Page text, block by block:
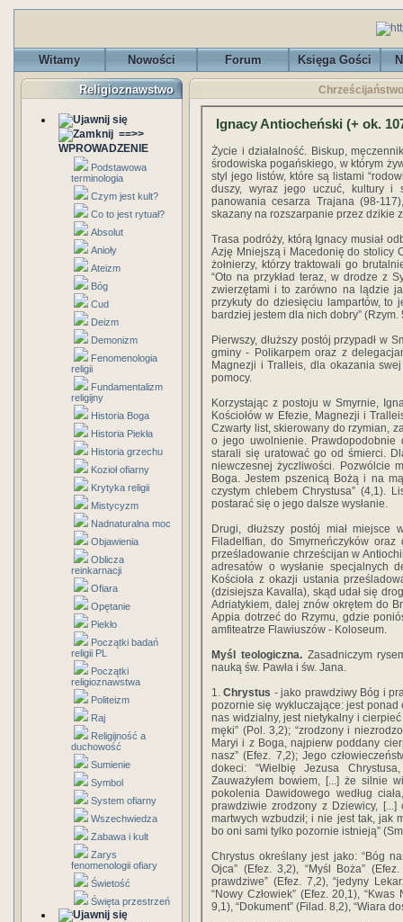
Witamy Nowości Forum Księga Gości
Religioznawstwo
==>>
WPROWADZENIE
Podstawowa
terminologia
Czym jest kult?
Co to jest rytuał?
Absolut
Anioły
Ateizm
Bóg
Cud
Deizm
Demonizm
Fenomenologia
religii
Fundamentalizm
religijny
Historia Boga
Historia Piekła
Historia grzechu
Kozioł ofiarny
Krytyka religii
Mistycyzm
Nadnaturalna moc
Objawienia
Oblicza
reinkarnacji
Ofiara
Opętanie
Piekło
Początki badań
religii PL
Początki
religioznawstwa
Politeizm
Raj
Religijność a
duchowość
Sumienie
Symbol
System ofiarny
Wszechwiedza
Zabawa i kult
Zarys
fenomenologii ofiary
Świetość
Święta przestrzeń
Ignacy Antiocheński (+ ok.
Życie i działalność. Biskup,
środowiska pogańskiego, w którym
styl jego listów, które są listami
duszy, wyraz jego uczuć, kultury i
panowania cesarza Trajana (98-
skazany na rozszarpanie przez dzikie
Trasa podróży, którą Ignacy musiał
Azję Mniejszą i Macedonię do stolicy
żołnierzy, którzy traktowali go
“Oto na przykład teraz, w drodze z
zwierzętami i to zarówno na lądzie
przykuty do dziesięciu lampartów, to
bardziej jestem dla nich dobry” (Rzym.
Pierwszy, dłuższy postój przypadł w
gminy - Polikarpem oraz z
Magnezji i Tralleis, dla okazania
pomocy.
Korzystając z postoju w Smyrnie,
Kościołów w Efezie, Magnezji i
Czwarty list, skierowany do rzymian,
o jego uwolnienie. Prawdopodobnie
starali się uratować go od śmierci.
niewczesnej życzliwości. Pozwólcie
Boga. Jestem pszenicą Bożą i na
czystym chlebem Chrystusa” (4,1).
postarać się o jego dalsze wysłanie.
Drugi, dłuższy postój miał miejsce
Filadelfian, do Smyrneńczyków
prześladowanie chrześcijan w
adresatów o wysłanie specjalnych
Kościoła z okazji ustania
(dzisiejsza Kavalla), skąd udał się
Adriatykiem, dalej znów okrętem do
Appia dotrzeć do Rzymu, gdzie
amfiteatrze Flawiuszów - Koloseum.
Myśl teologiczna.Zasadniczym
nauką św. Pawła i św. Jana.
1.Chrystus - jako prawdziwy Bóg i
pozornie się wykluczające: jest ponad
nas widzialny, jest nietykalny i
męki” (Pol. 3,2); “zrodzony i
Maryi i z Boga, najpierw poddany
nasz” (Efez. 7,2); Jego
dokeci: “Wielbię Jezusa
Zauważyłem bowiem, [...] że silnie
pokolenia Dawidowego według
prawdziwie zrodzony z Dziewicy,
martwych wzbudził; i nie jest tak, jak
bo oni sami tylko pozornie istnieją”
Chrystus określany jest jako: “Bóg
Ojca” (Efez. 3,2), “Myśl Boża”
prawdziwe” (Efez. 7,2), “jedyny
“Nowy Człowiek” (Efez. 20,1),
9,1), “Dokument” (Filad. 8,2), “Wiara